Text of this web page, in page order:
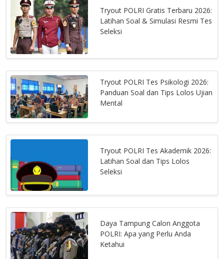
Tryout POLRI Gratis Terbaru 2026:
Latihan Soal & Simulasi Resmi Tes
Seleksi
Tryout POLRI Tes Psikologi 2026:
Panduan Soal dan Tips Lolos Ujian
Mental
Tryout POLRI Tes Akademik 2026:
Latihan Soal dan Tips Lolos
Seleksi
Daya Tampung Calon Anggota
POLRI: Apa yang Perlu Anda
Ketahui